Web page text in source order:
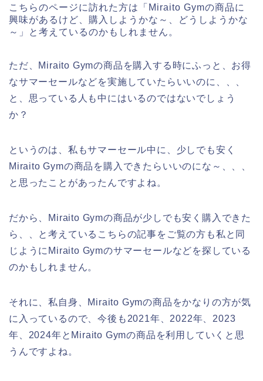
こちらのページに訪れた方は「Miraito Gymの商品に
興味があるけど、購入しようかな～、どうしようかな
～」と考えているのかもしれません。
ただ、Miraito Gymの商品を購入する時にふっと、お得
なサマーセールなどを実施していたらいいのに、、、
と、思っている人も中にはいるのではないでしょう
か？
というのは、私もサマーセール中に、少しでも安く
Miraito Gymの商品を購入できたらいいのにな～、、、
と思ったことがあったんですよね。
だから、Miraito Gymの商品が少しでも安く購入できた
ら、、と考えているこちらの記事をご覧の方も私と同
じようにMiraito Gymのサマーセールなどを探している
のかもしれません。
それに、私自身、Miraito Gymの商品をかなりの方が気
に入っているので、今後も2021年、2022年、2023
年、2024年とMiraito Gymの商品を利用していくと思
うんですよね。